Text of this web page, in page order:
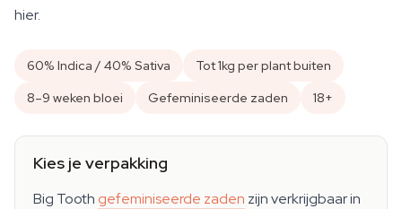
hier.
60% Indica / 40% Sativa
Tot 1kg per plant buiten
8–9 weken bloei
Gefeminiseerde zaden 18+
Kies je verpakking
Big Tooth gefeminiseerde zaden zijn verkrijgbaar in